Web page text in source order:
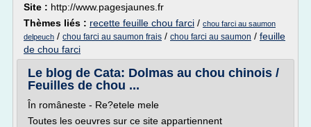
Site : http://www.pagesjaunes.fr
Thèmes liés : recette feuille chou farci / chou farci au saumon
delpeuch / chou farci au saumon frais / chou farci au saumon / feuille
de chou farci
Le blog de Cata: Dolmas au chou chinois /
Feuilles de chou ...
În româneste - Re?etele mele
Toutes les oeuvres sur ce site appartiennent